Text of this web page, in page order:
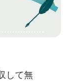
して無